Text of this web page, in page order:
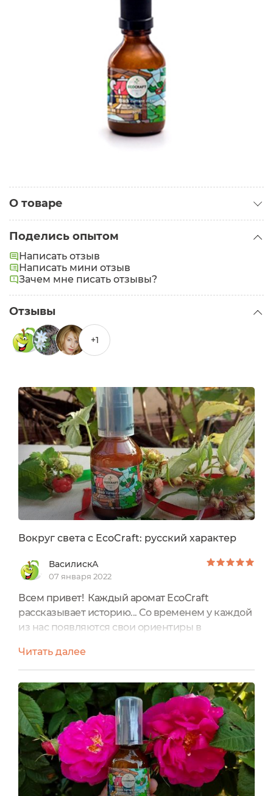
О товаре
Поделись опытом
Написать отзыв
Написать мини отзыв
Зачем мне писать отзывы?
Отзывы
+1
Вокруг света с EcoCraft: русский характер
ВасилискА
07 января 2022
Всем привет! Каждый аромат EcoCraft
рассказывает историю... Со временем у каждой
из нас появляются свои ориентиры в
очередной сывороткой с витамином С под
названием Мандарин и розовый перец- кстати,
ее тоже выпустил бренд EcoCraft - продолжаю
искать в ассортименте марки что-нибудь в том
же духе . Что еще содержит витамин С, черная
смородина сгодится? Конечно!...
Читать далее